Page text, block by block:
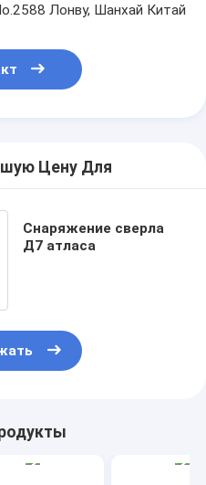
Лонву, Шанхай Китай
Цену Для
Снаряжение сверла
Д7 атласа